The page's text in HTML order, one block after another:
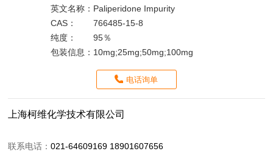
英文名称： Paliperidone Impurity
CAS：
766485-15-8
纯度：
95％
包装信息： 10mg;25mg;50mg;100mg
电话询单
上海柯维化学技术有限公司
联系电话：021-64609169 18901607656